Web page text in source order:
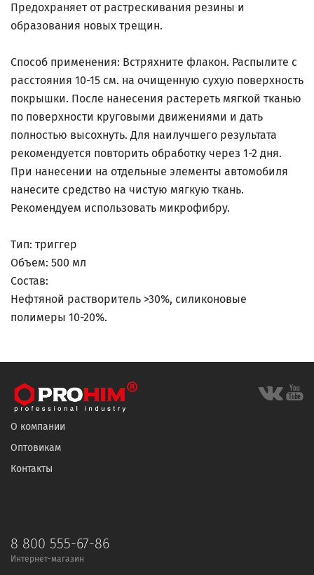
Предохраняет от растрескивания резины и
образования новых трещин.
Способ применения: Встряхните флакон. Распылите с
расстояния 10-15 см. на очищенную сухую поверхность
покрышки. После нанесения растереть мягкой тканью
по поверхности круговыми движениями и дать
полностью высохнуть. Для наилучшего результата
рекомендуется повторить обработку через 1-2 дня.
При нанесении на отдельные элементы автомобиля
нанесите средство на чистую мягкую ткань.
Рекомендуем использовать микрофибру.
Тип: триггер
Объем: 500 мл
Состав:
Нефтяной растворитель >30%, силиконовые
полимеры 10-20%.
О компании
Оптовикам
Контакты
8 800 555-67-86
Интернет-магазин